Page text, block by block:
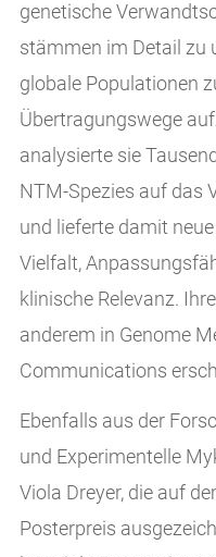
genetische
stämmen im Detail zu
globale Populationen
Übertragungswege
analysierte sie
NTM-Spezies auf das
und lieferte damit
Vielfalt,
klinische Relevanz.
anderem in Genome
Communications
Ebenfalls aus der
und Experimentelle
Viola Dreyer, die auf
Posterpreis